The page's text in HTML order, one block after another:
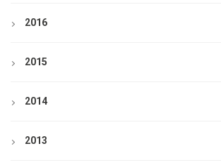
2016
2015
2014
2013